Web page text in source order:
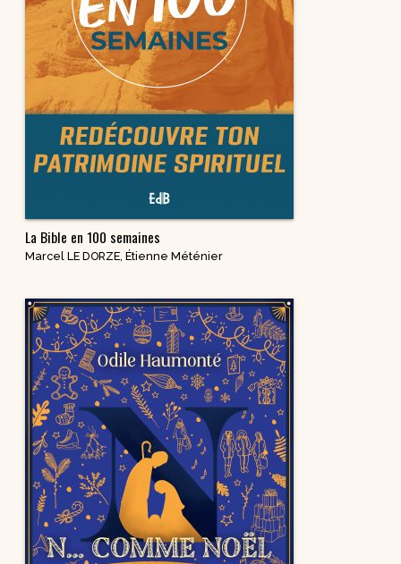
La Bible en 100 semaines
Marcel LE DORZE, Étienne Méténier